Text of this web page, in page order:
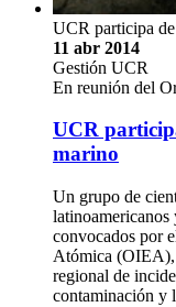
UCR participa
11 abr 2014
Gestión UCR
En reunión del
UCR
marino
Un grupo de
latinoamericanos
convocados por
Atómica (OIEA),
regional de
contaminación